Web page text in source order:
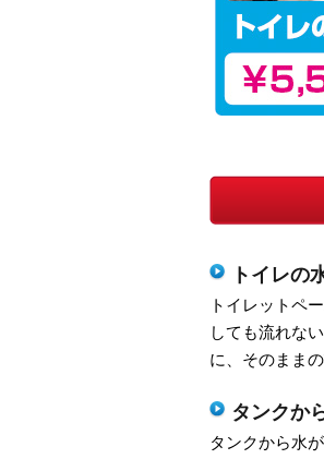
トイレの
トイレットペ
しても流れな
に、そのまま
タンクか
タンクから水